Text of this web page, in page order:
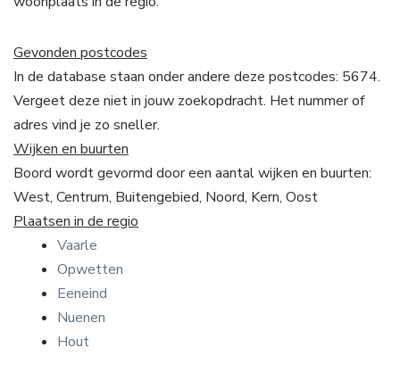
Gevonden postcodes
In de database staan onder andere deze postcodes: 5674.
Vergeet deze niet in jouw zoekopdracht. Het nummer of
adres vind je zo sneller.
Wijken en buurten
Boord wordt gevormd door een aantal wijken en buurten:
West, Centrum, Buitengebied, Noord, Kern, Oost
Plaatsen in de regio
Vaarle
Opwetten
Eeneind
Nuenen
Hout